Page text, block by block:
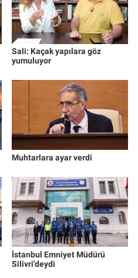
Sali: Kaçak yapılara göz
yumuluyor
Muhtarlara ayar verdi
İstanbul Emniyet Müdürü
Silivri'deydi